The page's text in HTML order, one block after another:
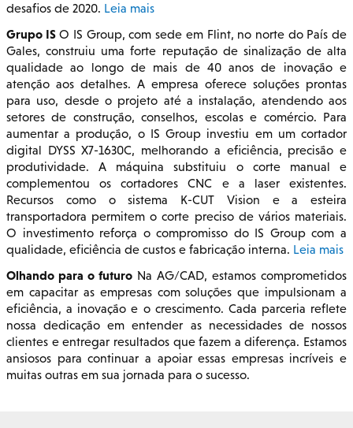
desafios de 2020. Leia mais
Grupo ISO IS Group, com sede em Flint, no norte do País de
Gales, construiu uma forte reputação de sinalização de alta
qualidade ao longo de mais de 40 anos de inovação e
atenção aos detalhes. A empresa oferece soluções prontas
para uso, desde o projeto até a instalação, atendendo aos
setores de construção, conselhos, escolas e comércio. Para
aumentar a produção, o IS Group investiu em um cortador
digital DYSS X7-1630C, melhorando a eficiência, precisão e
produtividade. A máquina substituiu o corte manual e
complementou os cortadores CNC e a laser existentes.
Recursos como o sistema K-CUT Vision e a esteira
transportadora permitem o corte preciso de vários materiais.
O investimento reforça o compromisso do IS Group com a
qualidade, eficiência de custos e fabricação interna. Leia mais
Olhando para o futuro Na AG/CAD, estamos comprometidos
em capacitar as empresas com soluções que impulsionam a
eficiência, a inovação e o crescimento. Cada parceria reflete
nossa dedicação em entender as necessidades de nossos
clientes e entregar resultados que fazem a diferença. Estamos
ansiosos para continuar a apoiar essas empresas incríveis e
muitas outras em sua jornada para o sucesso.